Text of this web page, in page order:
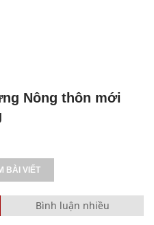
Nông thôn mới
BÀI VIẾT
Bình luận nhiều